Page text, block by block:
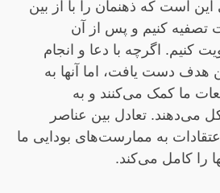
این است که ذهنمان را با از بین
کنیم و پس از آن
کنیم. اگرچه با دعا و انجام
هدف دست یافت، اما آنها به
ما کمک می‌کنند و به
می‌دهند. تعادل بین عناصر
به ممارست‌های بودایی ما
را کامل می‌کند.